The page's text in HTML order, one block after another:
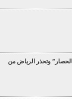
وتحذر الرياض من